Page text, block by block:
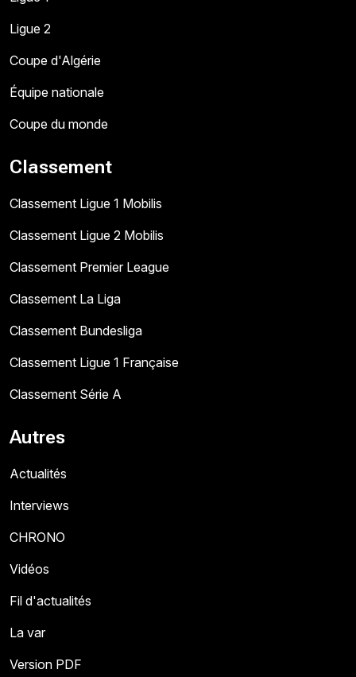
Ligue 2
Coupe d'Algérie
Équipe nationale
Coupe du monde
Classement
Classement Ligue 1 Mobilis
Classement Ligue 2 Mobilis
Classement Premier League
Classement La Liga
Classement Bundesliga
Classement Ligue 1 Française
Classement Série A
Autres
Actualités
Interviews
CHRONO
Vidéos
Fil d'actualités
La var
Version PDF